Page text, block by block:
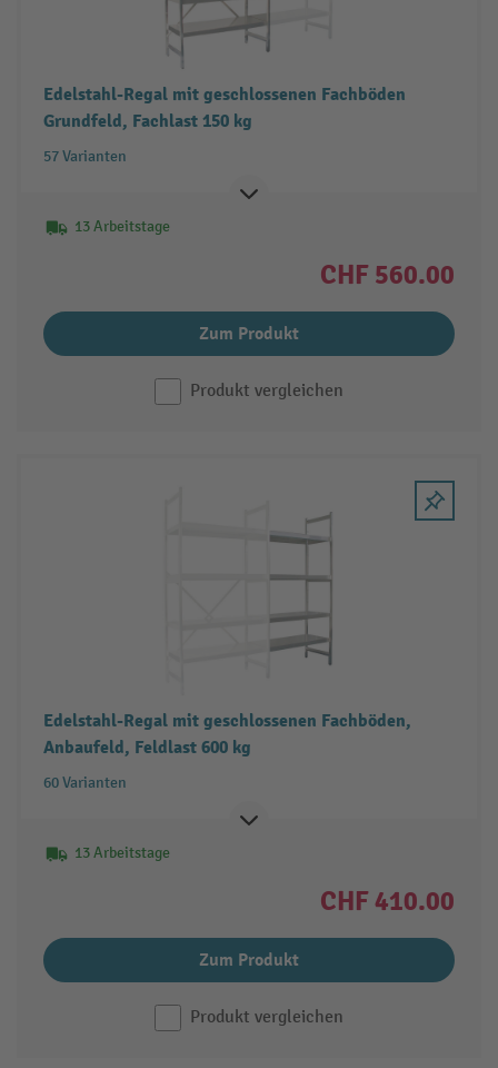
Edelstahl-Regal mit geschlossenen Fachböden
Grundfeld, Fachlast 150 kg
57 Varianten
13 Arbeitstage
CHF 560.00
Zum Produkt
Produkt vergleichen
Edelstahl-Regal mit geschlossenen Fachböden,
Anbaufeld, Feldlast 600 kg
60 Varianten
13 Arbeitstage
CHF 410.00
Zum Produkt
Produkt vergleichen